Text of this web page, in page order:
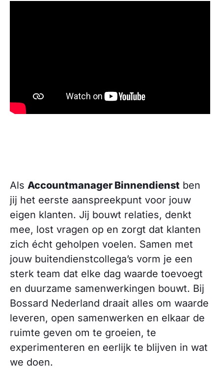
Als Accountmanager Binnendienst ben
jij het eerste aanspreekpunt voor jouw
eigen klanten. Jij bouwt relaties, denkt
mee, lost vragen op en zorgt dat klanten
zich écht geholpen voelen. Samen met
jouw buitendienstcollega’s vorm je een
sterk team dat elke dag waarde toevoegt
en duurzame samenwerkingen bouwt. Bij
Bossard Nederland draait alles om waarde
leveren, open samenwerken en elkaar de
ruimte geven om te groeien, te
experimenteren en eerlijk te blijven in wat
we doen.